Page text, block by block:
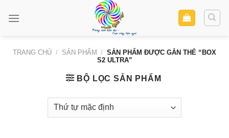
TRANG CHỦ / SẢN PHẨM / SẢN PHẨM ĐƯỢC GẮN THẺ “BOX
S2 ULTRA”
BỘ LỌC SẢN PHẨM